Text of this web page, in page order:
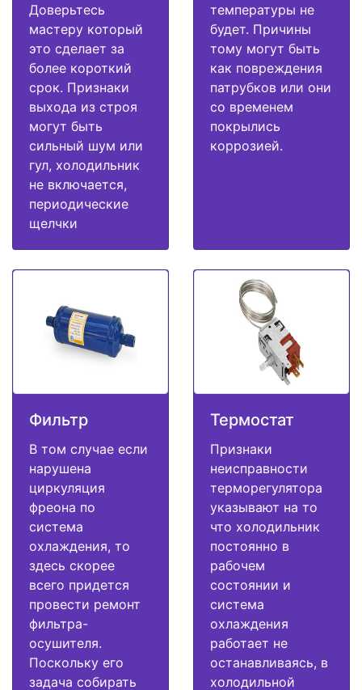
Доверьтесь
мастеру который
это сделает за
более короткий
срок. Признаки
выхода из строя
могут быть
сильный шум или
гул, холодильник
не включается,
периодические
щелчки
температуры не
будет. Причины
тому могут быть
как повреждения
патрубков или они
со временем
покрылись
коррозией.
Фильтр
В том случае если
нарушена
циркуляция
фреона по
система
охлаждения, то
здесь скорее
всего придется
провести ремонт
фильтра-
осушителя.
Поскольку его
задача собирать
Термостат
Признаки
неисправности
терморегулятора
указывают на то
что холодильник
постоянно в
рабочем
состоянии и
система
охлаждения
работает не
останавливаясь, в
холодильной